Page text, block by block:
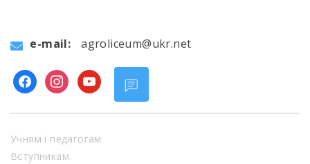
e-mail: agroliceum@ukr.net
facebookinstagram
youtube
Учням і педагогам
Вступникам